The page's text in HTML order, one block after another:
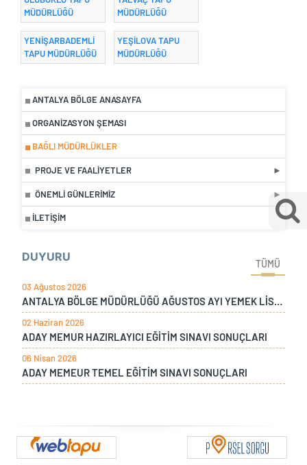
ANTALYA BÖLGE ANASAYFA
ORGANIZASYON ŞEMASI
BAĞLI MÜDÜRLÜKLER
PROJE VE FAALIYETLER
ÖNEMLI GÜNLERIMIZ
İLETIŞIM
DUYURU
TÜMÜ
03 Ağustos 2026
ANTALYA BÖLGE MÜDÜRLÜĞÜ AĞUSTOS AYI YEMEK LİSTESİ
02 Haziran 2026
ADAY MEMUR HAZIRLAYICI EĞİTİM SINAVI SONUÇLARI
06 Nisan 2026
ADAY MEMEUR TEMEL EĞİTİM SINAVI SONUÇLARI
MÜDÜRLÜĞÜ
MÜDÜRLÜĞÜ
YENİŞARBADEMLİ
TAPU MÜDÜRLÜĞÜ
YEŞİLOVA TAPU
MÜDÜRLÜĞÜ